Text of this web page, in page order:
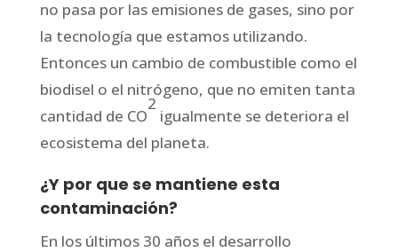
no pasa por las emisiones de gases, sino por
la tecnología que estamos utilizando.
Entonces un cambio de combustible como el
biodisel o el nitrógeno, que no emiten tanta
cantidad de CO
2
igualmente se deteriora el
ecosistema del planeta.
¿Y por que se mantiene esta
contaminación?
En los últimos 30 años el desarrollo